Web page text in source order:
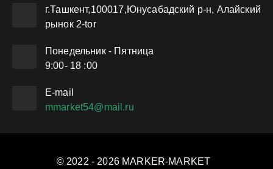
г.Ташкент,100017,Юнусабадский р-н, Алайский
рынок 2-tor
Понедельник - Пятница
9:00- 18 :00
Е-mail
mmarket54@mail.ru
© 2022 - 2026 MARKER-MARKET